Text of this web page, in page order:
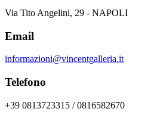
Via Tito Angelini, 29 - NAPOLI
Email
informazioni@vincentgalleria.it
Telefono
+39 0813723315 / 0816582670